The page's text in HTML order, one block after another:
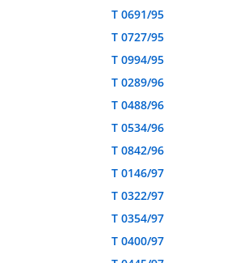
T 0691/95
T 0727/95
T 0994/95
T 0289/96
T 0488/96
T 0534/96
T 0842/96
T 0146/97
T 0322/97
T 0354/97
T 0400/97